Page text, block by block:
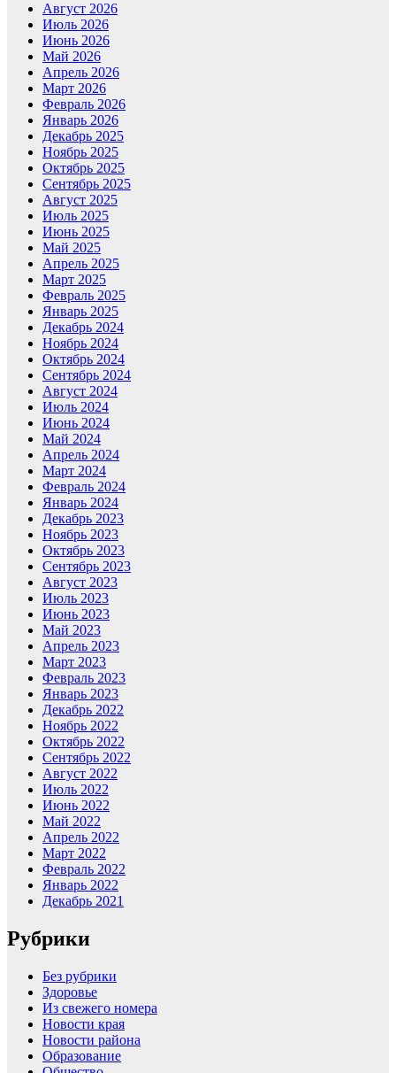
Август 2026
Июль 2026
Июнь 2026
Май 2026
Апрель 2026
Март 2026
Февраль 2026
Январь 2026
Декабрь 2025
Ноябрь 2025
Октябрь 2025
Сентябрь 2025
Август 2025
Июль 2025
Июнь 2025
Май 2025
Апрель 2025
Март 2025
Февраль 2025
Январь 2025
Декабрь 2024
Ноябрь 2024
Октябрь 2024
Сентябрь 2024
Август 2024
Июль 2024
Июнь 2024
Май 2024
Апрель 2024
Март 2024
Февраль 2024
Январь 2024
Декабрь 2023
Ноябрь 2023
Октябрь 2023
Сентябрь 2023
Август 2023
Июль 2023
Июнь 2023
Май 2023
Апрель 2023
Март 2023
Февраль 2023
Январь 2023
Декабрь 2022
Ноябрь 2022
Октябрь 2022
Сентябрь 2022
Август 2022
Июль 2022
Июнь 2022
Май 2022
Апрель 2022
Март 2022
Февраль 2022
Январь 2022
Декабрь 2021
Рубрики
Без рубрики
Здоровье
Из свежего номера
Новости края
Новости района
Образование